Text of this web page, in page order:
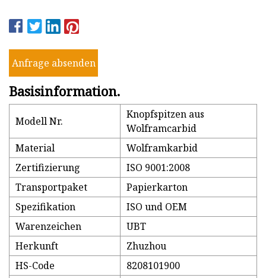
Anfrage absenden
Basisinformation.
Modell Nr.
Knopfspitzen aus
Wolframcarbid
Material
Wolframkarbid
Zertifizierung
ISO 9001:2008
Transportpaket
Papierkarton
Spezifikation
ISO und OEM
Warenzeichen
UBT
Herkunft
Zhuzhou
HS-Code
8208101900